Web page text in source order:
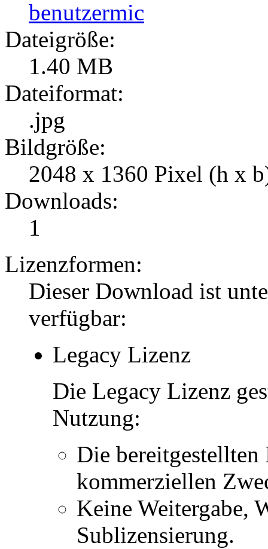
benutzermic
Dateigröße:
1.40 MB
Dateiformat:
.jpg
Bildgröße:
2048 x 1360 Pixel (h x
Downloads:
1
Lizenzformen:
Dieser Download ist
verfügbar:
Legacy Lizenz
Die Legacy Lizenz
Nutzung:
Die
kommerziellen
Keine Weitergabe,
Sublizensierung.